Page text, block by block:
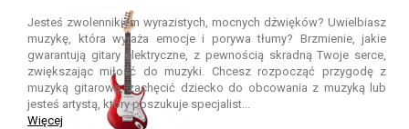
Jesteś zwolennikiem wyrazistych, mocnych dźwięków? Uwielbiasz
muzykę, która wyraża emocje i porywa tłumy? Brzmienie, jakie
gwarantują gitary elektryczne, z pewnością skradną Twoje serce,
zwiększając miłość do muzyki. Chcesz rozpocząć przygodę z
muzyką gitarową, zachęcić dziecko do obcowania z muzyką lub
jesteś artystą, który poszukuje specjalist...
Więcej